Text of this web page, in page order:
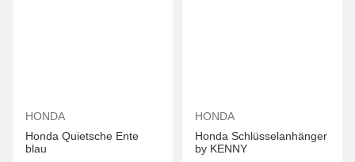
HONDA
Honda Quietsche Ente
blau
HONDA
Honda Schlüsselanhänger
by KENNY